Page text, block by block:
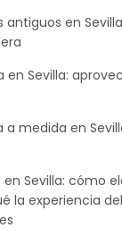
antiguos en
en Sevilla:
a medida en
Sevilla: cómo
la experiencia